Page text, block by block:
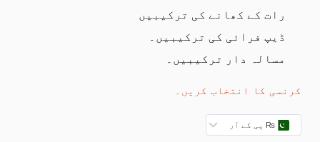
رات کے کھانے کی ترکیبیں
ڈیپ فرائی کی ترکیبیں۔
مسالہ دار ترکیبیں۔
کرنسی کا انتخاب کریں۔
₨ پی کے آر